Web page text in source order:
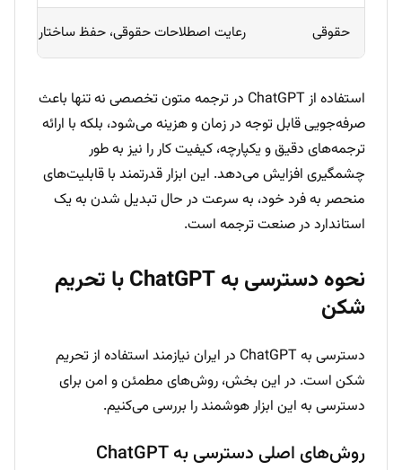
حقوقی رعایت اصطلاحات حقوقی، حفظ ساختار رسمی
استفاده از ChatGPT در ترجمه متون تخصصی نه تنها باعث
صرفه‌جویی قابل توجه در زمان و هزینه می‌شود، بلکه با ارائه
ترجمه‌های دقیق و یکپارچه، کیفیت کار را نیز به طور
چشمگیری افزایش می‌دهد. این ابزار قدرتمند با قابلیت‌های
منحصر به فرد خود، به سرعت در حال تبدیل شدن به یک
استاندارد در صنعت ترجمه است.
نحوه دسترسی به ChatGPT با تحریم
شکن
دسترسی به ChatGPT در ایران نیازمند استفاده از تحریم
شکن است. در این بخش، روش‌های مطمئن و امن برای
دسترسی به این ابزار هوشمند را بررسی می‌کنیم.
روش‌های اصلی دسترسی به ChatGPT